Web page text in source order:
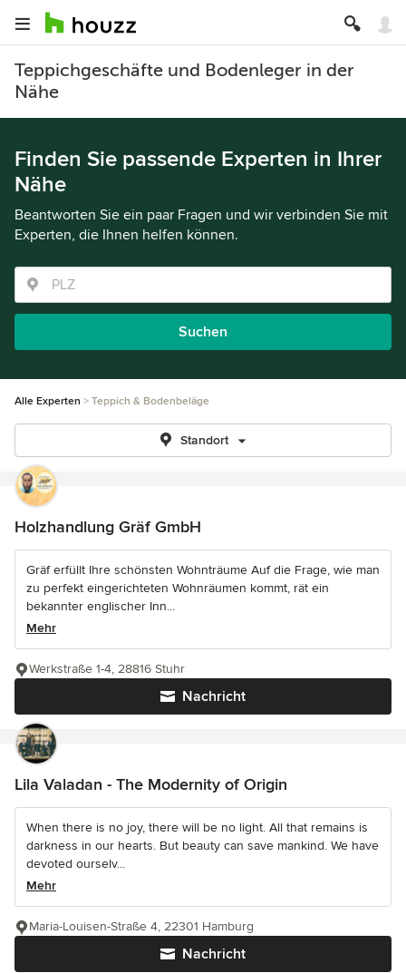
Teppichgeschäfte und Bodenleger in der
Nähe
Finden Sie passende Experten in Ihrer
Nähe
Beantworten Sie ein paar Fragen und wir verbinden Sie mit
Experten, die Ihnen helfen können.
Suchen
Alle Experten Teppich & Bodenbeläge
Standort
Holzhandlung Gräf GmbH
Gräf erfüllt Ihre schönsten Wohnträume Auf die Frage, wie man
zu perfekt eingerichteten Wohnräumen kommt, rät ein
bekannter englischer Inn...
Mehr
Nachricht
Werkstraße 1-4, 28816 Stuhr
Lila Valadan - The Modernity of Origin
When there is no joy, there will be no light. All that remains is
darkness in our hearts. But beauty can save mankind. We have
devoted ourselv...
Mehr
Nachricht
Maria-Louisen-Straße 4, 22301 Hamburg